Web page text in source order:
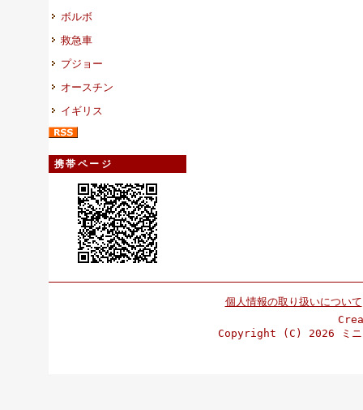
ボルボ
救急車
プジョー
オースチン
イギリス
携帯ページ
個人情報の取り扱いについて
Copyright (C) 2026 ミ